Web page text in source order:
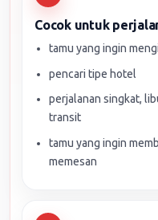
Cocok untuk
tamu yang ingin
pencari tipe hotel
perjalanan singkat,
transit
tamu yang ingin
memesan